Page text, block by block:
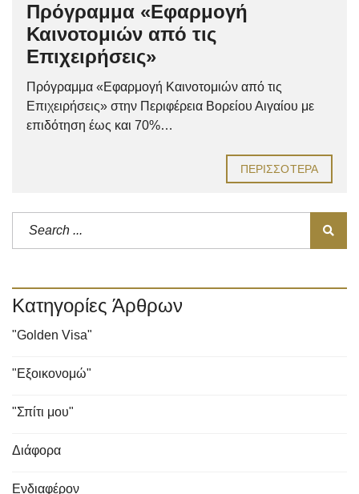
Πρόγραμμα «Εφαρμογή
Καινοτομιών από τις
Επιχειρήσεις»
Πρόγραμμα «Εφαρμογή Καινοτομιών από τις
Επιχειρήσεις» στην Περιφέρεια Βορείου Αιγαίου με
επιδότηση έως και 70%…
ΠΕΡΙΣΣΌΤΕΡΑ
Κατηγορίες Άρθρων
"Golden Visa"
"Εξοικονομώ"
"Σπίτι μου"
Διάφορα
Ενδιαφέρον